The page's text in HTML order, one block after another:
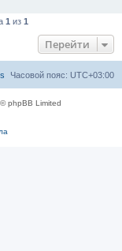
1 из 1
Перейти
Часовой пояс: UTC+03:00
phpBB Limited